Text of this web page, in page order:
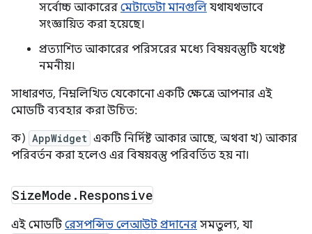
সর্বোচ্চ আকারের মেটাডেটা মানগুলি যথাযথভাবে
সংজ্ঞায়িত করা হয়েছে।
প্রত্যাশিত আকারের পরিসরের মধ্যে বিষয়বস্তুটি যথেষ্ট
নমনীয়।
সাধারণত, নিম্নলিখিত যেকোনো একটি ক্ষেত্রে আপনার এই
মোডটি ব্যবহার করা উচিত:
ক) AppWidget একটি নির্দিষ্ট আকার আছে, অথবা খ) আকার
পরিবর্তন করা হলেও এর বিষয়বস্তু পরিবর্তিত হয় না।
SizeMode . Responsive
এই মোডটি রেসপন্সিভ লেআউট প্রদানের সমতুল্য, যা